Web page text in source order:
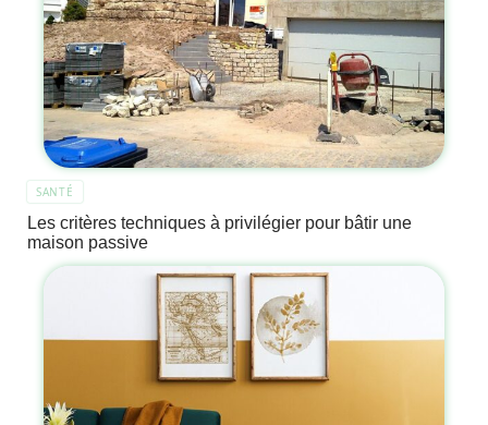
SANTÉ
Les critères techniques à privilégier pour bâtir une
maison passive